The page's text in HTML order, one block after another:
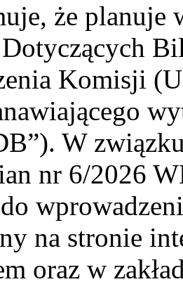
że planuje
Komisji
W
nr 6/2026
na stronie
oraz w